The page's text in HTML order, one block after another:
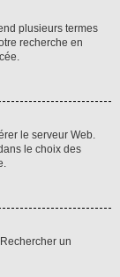
plusieurs termes
recherche en
le serveur Web.
le choix des
un